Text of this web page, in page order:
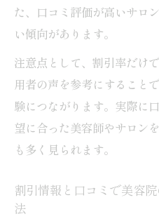
た、口コミ評価が高いサロ
い傾向があります。
注意点として、割引率だけ
用者の声を参考にすること
験につながります。実際に
望に合った美容師やサロン
も多く見られます。
割引情報と口コミで美容
法